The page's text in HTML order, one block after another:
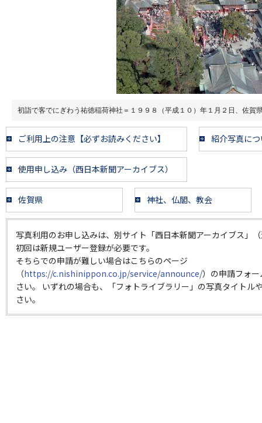
初詣で客でにぎわう祐徳稲荷神社＝１９９８（平成１０）年１月２日、佐賀
ご利用上の注意【必ずお読みください】 紹介写真に
使用申し込み（西日本新聞アーカイブス）
佐賀県 神社、仏閣、教会
写真利用のお申し込みは、別サイト「西日本新聞アーカイブス」
初回は新規ユーザー登録が必要です。
そちらでの申請が難しい場合はこちらのページ
（https://c.nishinippon.co.jp/service/announce/）の申請フォ
さい。 いずれの場合も、「フォトライブラリー」の写真タイトル
さい。